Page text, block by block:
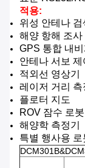
적용:
위성 안테나 검
해양 항해 조
GPS 통합 내
안테나 서보 제
적외선 영상기
레이저 거리 측
플로터 지도
ROV 잠수 로
해양학 측정기
특별 행사용 로